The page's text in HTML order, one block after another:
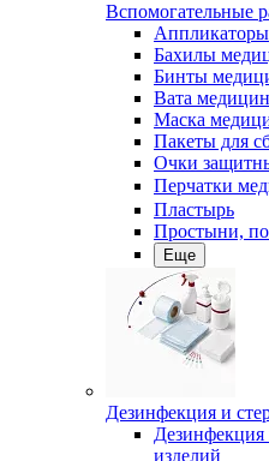
Вспомогательные
Аппликаторы
Бахилы
Бинты
Вата
Маска
Пакеты для
Очки
Перчатки
Пластырь
Простыни,
Еще
Дезинфекция и
изделий